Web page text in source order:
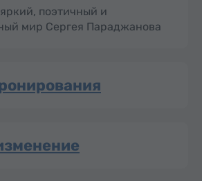
поэтичный и
мир Сергея Параджанова